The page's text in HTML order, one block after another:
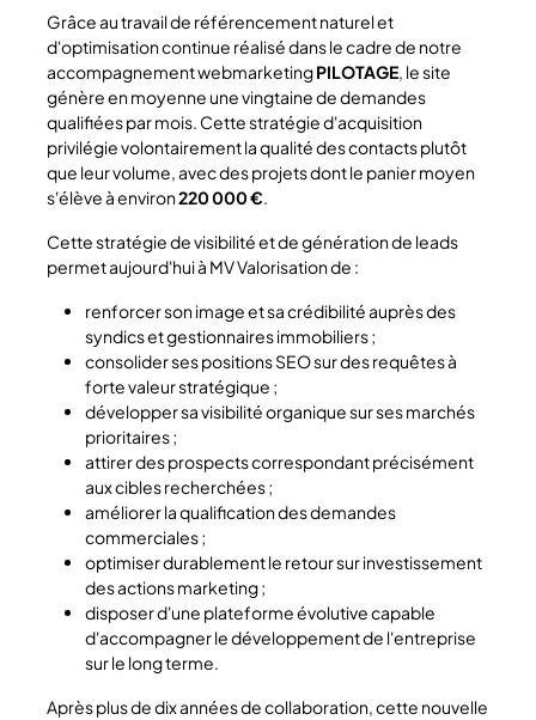
Grâce au travail de référencement naturel et
d'optimisation continue réalisé dans le cadre de notre
accompagnement webmarketingPILOTAGE, le site
génère en moyenne une vingtaine de demandes
qualifiées par mois. Cette stratégie d'acquisition
privilégie volontairement la qualité des contacts plutôt
que leur volume, avec des projets dont le panier moyen
s'élève à environ220 000 €.
Cette stratégie de visibilité et de génération de leads
permet aujourd'hui à MV Valorisation de :
renforcer son image et sa crédibilité auprès des
syndics et gestionnaires immobiliers ;
consolider ses positions SEO sur des requêtes à
forte valeur stratégique ;
développer sa visibilité organique sur ses marchés
prioritaires ;
attirer des prospects correspondant précisément
aux cibles recherchées ;
améliorer la qualification des demandes
commerciales ;
optimiser durablement le retour sur investissement
des actions marketing ;
disposer d'une plateforme évolutive capable
d'accompagner le développement de l'entreprise
sur le long terme.
Après plus de dix années de collaboration, cette nouvelle